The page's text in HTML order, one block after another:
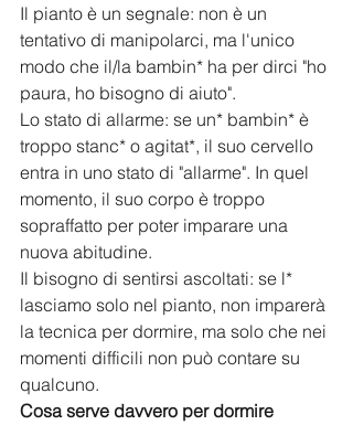
​Il pianto è un segnale: non è un
tentativo di manipolarci, ma l'unico
modo che il/la bambin* ha per dirci "ho
paura, ho bisogno di aiuto".
​Lo stato di allarme: se un* bambin* è
troppo stanc* o agitat*, il suo cervello
entra in uno stato di "allarme". In quel
momento, il suo corpo è troppo
sopraffatto per poter imparare una
nuova abitudine.
​Il bisogno di sentirsi ascoltati: se l*
lasciamo solo nel pianto, non imparerà
la tecnica per dormire, ma solo che nei
momenti difficili non può contare su
qualcuno.
Cosa serve davvero per dormire